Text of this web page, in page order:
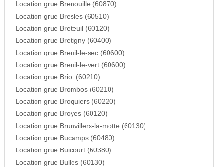
Location grue Brenouille (60870)
Location grue Bresles (60510)
Location grue Breteuil (60120)
Location grue Bretigny (60400)
Location grue Breuil-le-sec (60600)
Location grue Breuil-le-vert (60600)
Location grue Briot (60210)
Location grue Brombos (60210)
Location grue Broquiers (60220)
Location grue Broyes (60120)
Location grue Brunvillers-la-motte (60130)
Location grue Bucamps (60480)
Location grue Buicourt (60380)
Location grue Bulles (60130)